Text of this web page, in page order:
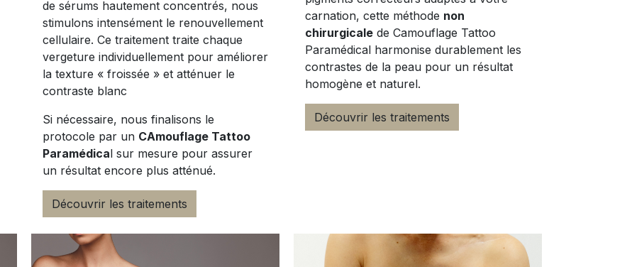
de sérums hautement concentrés, nous
stimulons intensément le renouvellement
cellulaire. Ce traitement traite chaque
vergeture individuellement pour améliorer
la texture « froissée » et atténuer le
contraste blanc
Si nécessaire, nous finalisons le
protocole par un CAmouflage Tattoo
Paramédical sur mesure pour assurer
un résultat encore plus atténué.
Découvrir les traitements
carnation, cette méthode non
chirurgicale de Camouflage Tattoo
Paramédical harmonise durablement les
contrastes de la peau pour un résultat
homogène et naturel.
Découvrir les traitements